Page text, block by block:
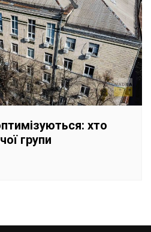
хто
групи